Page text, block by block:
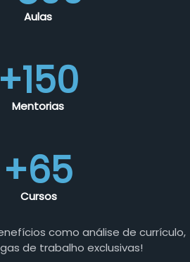
Aulas
+150
Mentorias
+65
Cursos
como análise de currículo,
de trabalho exclusivas!